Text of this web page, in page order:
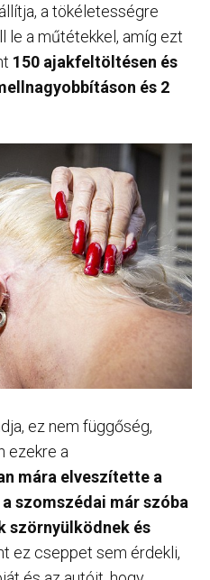
a tökéletességre
le a műtétekkel, amíg ezt
150 ajakfeltöltésen és
és 2
ez nem függőség,
ezekre a
mára elveszítette a
szomszédai már szóba
szörnyülködnek és
ez cseppet sem érdekli,